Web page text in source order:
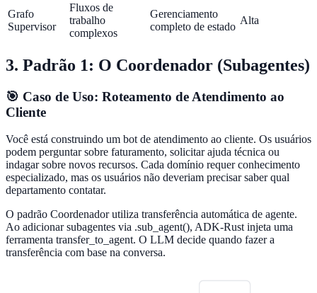
Grafo
Supervisor
Fluxos de
trabalho
complexos
Gerenciamento
completo de estado
Alta
3. Padrão 1: O Coordenador (Subagentes)
🎯 Caso de Uso: Roteamento de Atendimento ao
Cliente
Você está construindo um bot de atendimento ao cliente. Os usuários
podem perguntar sobre faturamento, solicitar ajuda técnica ou
indagar sobre novos recursos. Cada domínio requer conhecimento
especializado, mas os usuários não deveriam precisar saber qual
departamento contatar.
O padrão Coordenador utiliza transferência automática de agente.
Ao adicionar subagentes via .sub_agent(), ADK-Rust injeta uma
ferramenta transfer_to_agent. O LLM decide quando fazer a
transferência com base na conversa.